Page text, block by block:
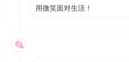
用微笑面对生活！
